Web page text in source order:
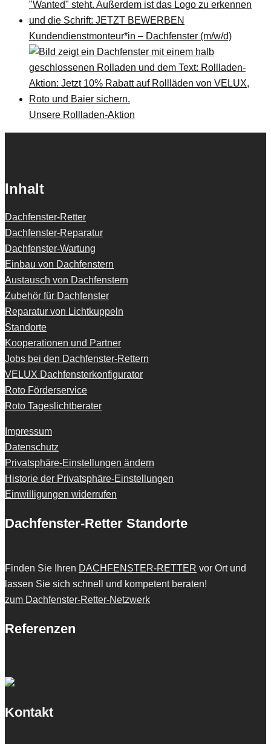
Kundendienstmonteur*in – Dachfenster (m/w/d)
Unsere Rollladen-Aktion
Inhalt
Dachfenster-Retter
Dachfenster-Reparatur
Dachfenster-Wartung
Einbau von Dachfenstern
Austausch von Dachfenstern
Zubehör für Dachfenster
Reparatur von Lichtkuppeln
Standorte
Kooperationen und Partner
Jobs bei den Dachfenster-Rettern
VELUX Dachfensterkonfigurator
Roto Förderservice
Roto Tageslichtberater
Impressum
Datenschutz
Privatsphäre-Einstellungen ändern
Historie der Privatsphäre-Einstellungen
Einwilligungen widerrufen
Dachfenster-Retter Standorte
Finden Sie Ihren DACHFENSTER-RETTER vor Ort und
lassen Sie sich schnell und kompetent beraten!
zum Dachfenster-Retter-Netzwerk
Referenzen
Kontakt